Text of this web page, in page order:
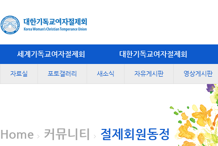
세계기독교여자절제회 대한기독교여자절제회
자료실 포토갤러리 새소식 자유게시판 영상게시판
Home 커뮤니티 절제회원동정